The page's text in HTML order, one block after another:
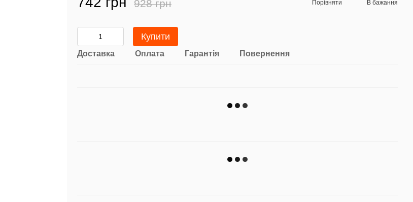
928 грн Порівняти В бажання
Купити
Доставка Оплата Гарантія Повернення